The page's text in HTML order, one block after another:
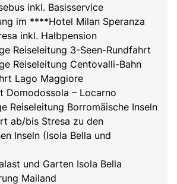
inkl. Basisservice
im ****Hotel Milan Speranza
inkl. Halbpension
Reiseleitung 3-Seen-Rundfahrt
Reiseleitung Centovalli-Bahn
Lago Maggiore
Domodossola – Locarno
Reiseleitung Borromäische Inseln
ab/bis Stresa zu den
Inseln (Isola Bella und
und Garten Isola Bella
Mailand